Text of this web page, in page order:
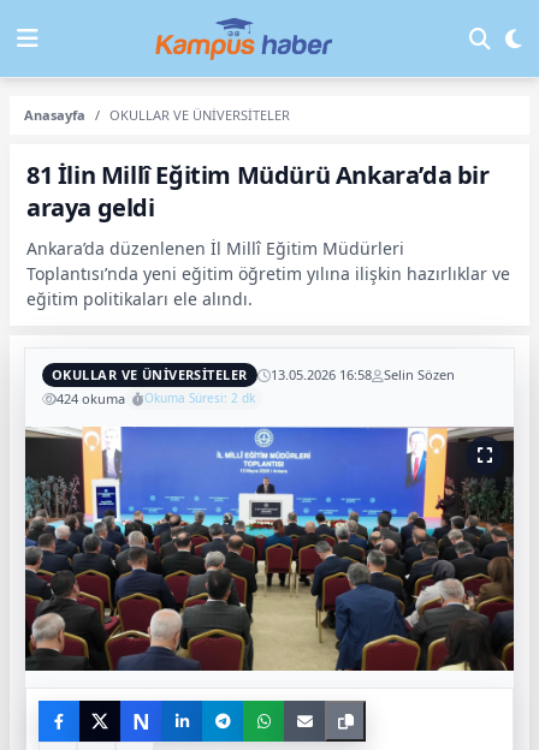
Anasayfa OKULLAR VE ÜNİVERSİTELER
81 İlin Millî Eğitim Müdürü Ankara’da bir
araya geldi
Ankara’da düzenlenen İl Millî Eğitim Müdürleri
Toplantısı’nda yeni eğitim öğretim yılına ilişkin hazırlıklar ve
eğitim politikaları ele alındı.
OKULLAR VE ÜNİVERSİTELER 13.05.2026 16:58
Selin Sözen
424 okuma
Okuma Süresi: 2 dk
N